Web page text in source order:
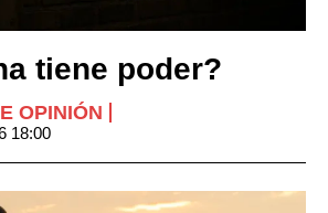
tiene poder?
OPINIÓN
18:00